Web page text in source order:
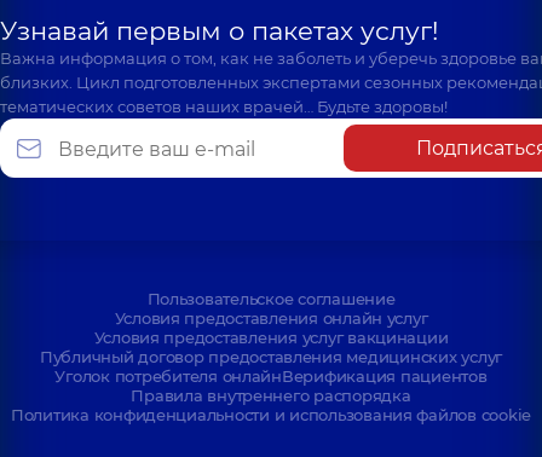
Узнавай первым о пакетах услуг!
Важна информация о том, как не заболеть и уберечь здоровье
близких. Цикл подготовленных экспертами сезонных
тематических советов наших врачей… Будьте здоровы!
Пользовательское соглашение
Условия предоставления онлайн услуг
Условия предоставления услуг вакцинации
Публичный договор предоставления медицинских услуг
Уголок потребителя онлайнВерификация пациентов
Правила внутреннего распорядка
Политика конфиденциальности и использования файлов cookie